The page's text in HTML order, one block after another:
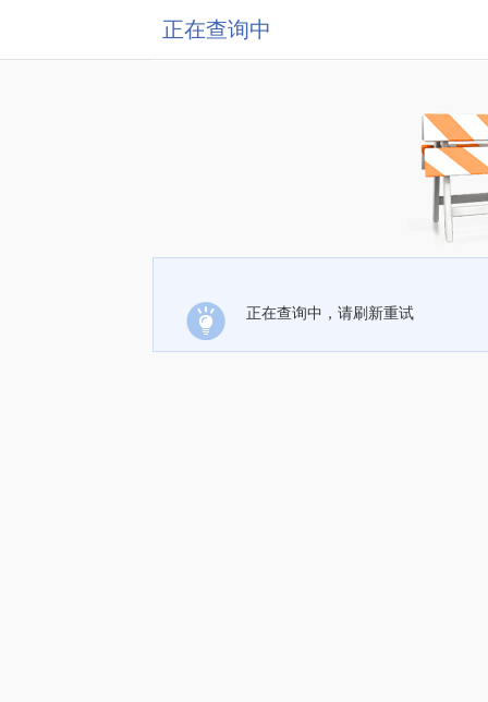
正在查询中
正在查询中，请刷新重试